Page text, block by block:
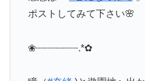
ポストしてみて下さい🌸
❀┈┈┈┈┈┈┈.*✿